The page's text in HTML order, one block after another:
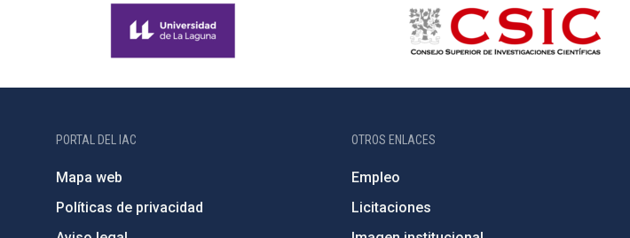
PORTAL DEL IAC
Mapa web
Políticas de privacidad
OTROS ENLACES
Empleo
Licitaciones